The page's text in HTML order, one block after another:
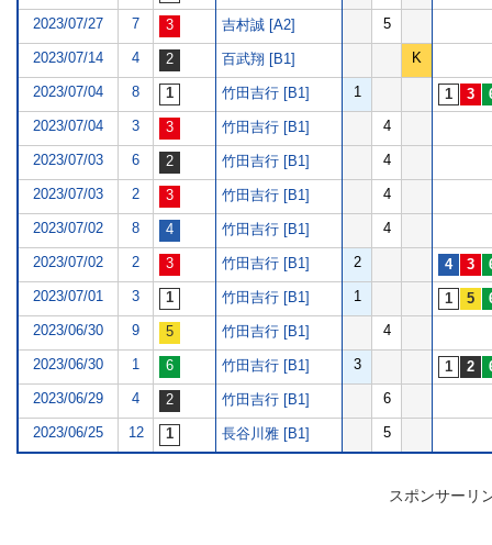
2023/07/27 7 吉村誠 [A2] 5
2023/07/14 4 百武翔 [B1] K
2023/07/04 8 竹田吉行 [B1] 1
2023/07/04 3 竹田吉行 [B1] 4
2023/07/03 6 竹田吉行 [B1] 4
2023/07/03 2 竹田吉行 [B1] 4
2023/07/02 8 竹田吉行 [B1] 4
2023/07/02 2 竹田吉行 [B1] 2
2023/07/01 3 竹田吉行 [B1] 1
2023/06/30 9 竹田吉行 [B1] 4
2023/06/30 1 竹田吉行 [B1] 3
2023/06/29 4 竹田吉行 [B1] 6
2023/06/25 12 長谷川雅 [B1] 5
スポンサーリ